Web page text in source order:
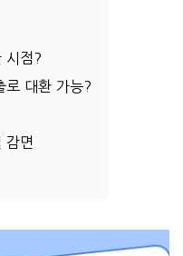
시점?
로 대환 가능?
감면